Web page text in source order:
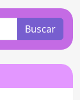
Buscar